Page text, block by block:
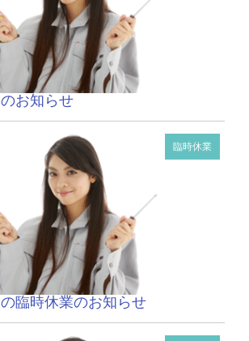
お知らせ
臨時休業
臨時休業のお知らせ